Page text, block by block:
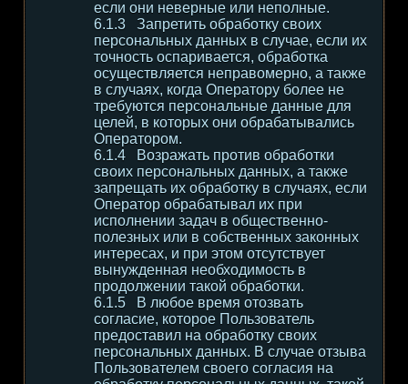
если они неверные или неполные.
Запретить обработку своих
персональных данных в случае, если их
точность оспаривается, обработка
осуществляется неправомерно, а также
в случаях, когда Оператору более не
требуются персональные данные для
целей, в которых они обрабатывались
Оператором.
Возражать против обработки
своих персональных данных, а также
запрещать их обработку в случаях, если
Оператор обрабатывал их при
исполнении задач в общественно-
полезных или в собственных законных
интересах, и при этом отсутствует
вынужденная необходимость в
продолжении такой обработки.
В любое время отозвать
согласие, которое Пользователь
предоставил на обработку своих
персональных данных. В случае отзыва
Пользователем своего согласия на